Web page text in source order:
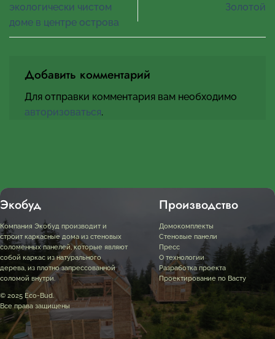
экологически чистом
доме в центре острова
Золотой
Добавить комментарий
Для отправки комментария вам необходимо
авторизоваться.
Экобуд
Компания Экобуд производит и
строит каркасные дома из стеновых
соломенных панелей, которые являют
собой каркас из натурального
дерева, из плотно запрессованной
соломой внутри.
© 2025 Eco-Bud.
Все права защищены
Производство
Домокомплекты
Стеновые панели
Пресс
О технологии
Разработка проекта
Проектирование по Васту